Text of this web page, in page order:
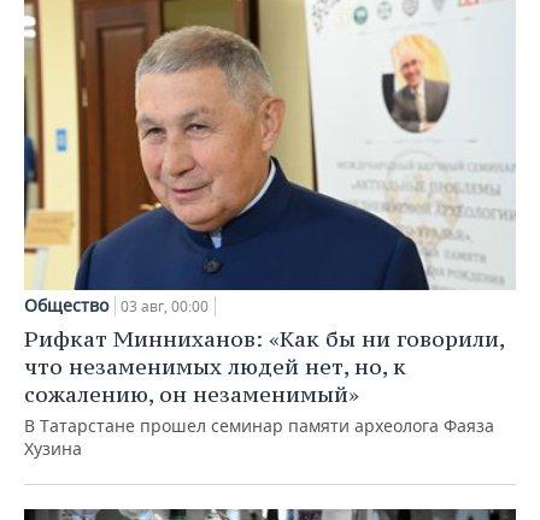
Общество 03 авг, 00:00
Рифкат Минниханов: «Как бы ни говорили,
что незаменимых людей нет, но, к
сожалению, он незаменимый»
В Татарстане прошел семинар памяти археолога Фаяза
Хузина